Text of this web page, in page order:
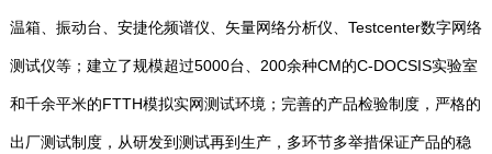
温箱、振动台、安捷伦频谱仪、矢量网络分析仪、Testcenter数字网络
测试仪等；建立了规模超过5000台、200余种CM的C-DOCSIS实验室
和千余平米的FTTH模拟实网测试环境；完善的产品检验制度，严格的
出厂测试制度，从研发到测试再到生产，多环节多举措保证产品的稳